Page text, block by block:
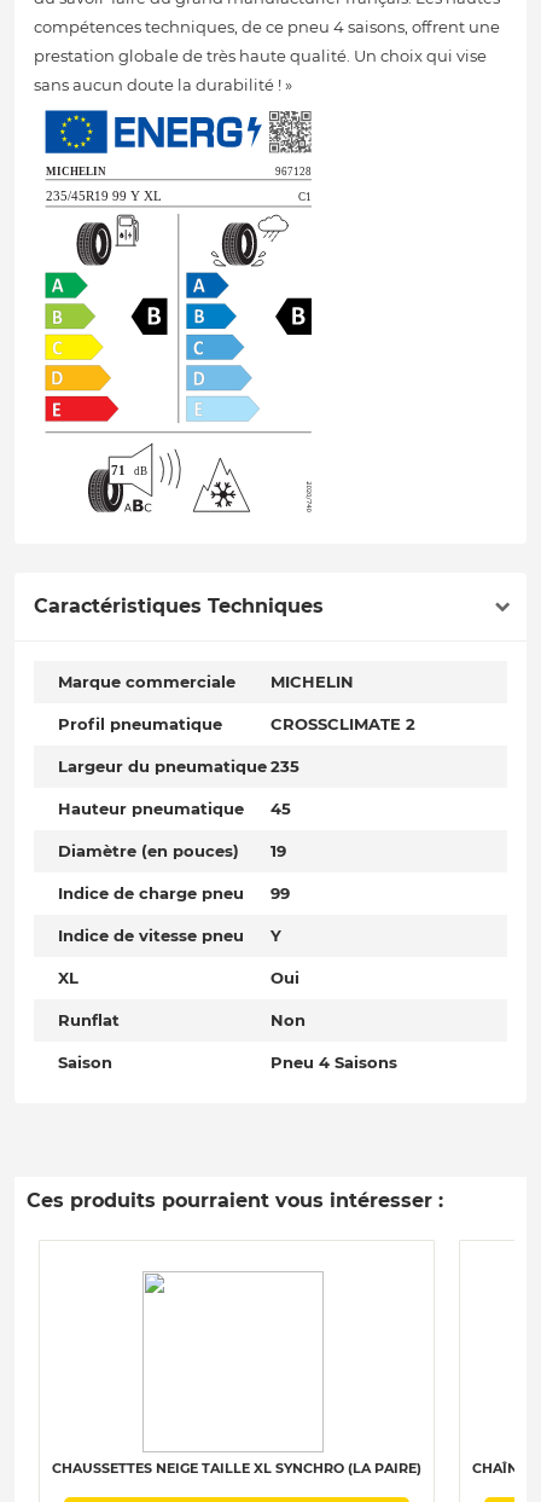
compétences techniques, de ce pneu 4 saisons, offrent une
prestation globale de très haute qualité. Un choix qui vise
sans aucun doute la durabilité ! »
Caractéristiques Techniques
Marque commerciale MICHELIN
Profil pneumatique CROSSCLIMATE 2
Largeur du pneumatique235
Hauteur pneumatique 45
Diamètre (en pouces) 19
Indice de charge pneu 99
Indice de vitesse pneu Y
XL Oui
Runflat Non
Saison Pneu 4 Saisons
Ces produits pourraient vous intéresser :
CHAUSSETTES NEIGE TAILLE XL SYNCHRO (LA PAIRE) CHAÎNES